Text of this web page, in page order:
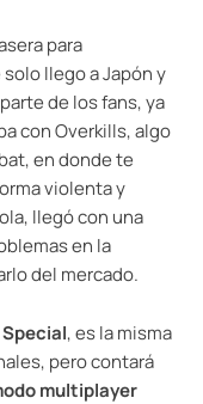
para
llego a Japón y
de los fans, ya
con Overkills, algo
en donde te
violenta y
llegó con una
en la
del mercado.
, es la misma
pero contará
multiplayer